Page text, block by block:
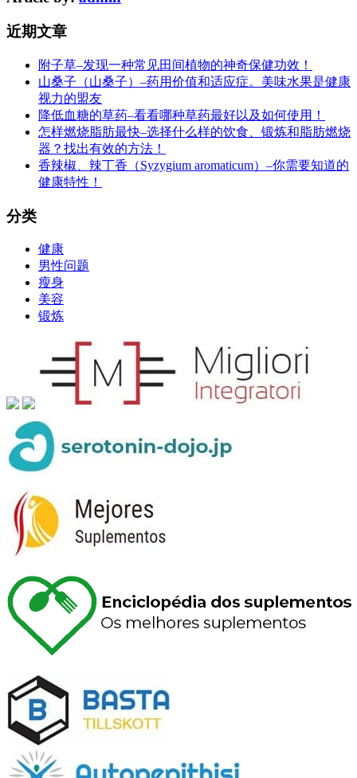
近期文章
附子草–发现一种常见田间植物的神奇保健功效！
山桑子（山桑子）–药用价值和适应症。美味水果是健康
视力的盟友
降低血糖的草药–看看哪种草药最好以及如何使用！
怎样燃烧脂肪最快–选择什么样的饮食、锻炼和脂肪燃烧
器？找出有效的方法！
香辣椒、辣丁香（Syzygium aromaticum）–你需要知道的
健康特性！
分类
健康
男性问题
瘦身
美容
锻炼